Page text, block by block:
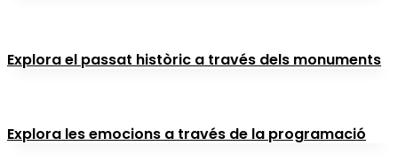
Explora el passat històric a través dels monuments
Explora les emocions a través de la programació